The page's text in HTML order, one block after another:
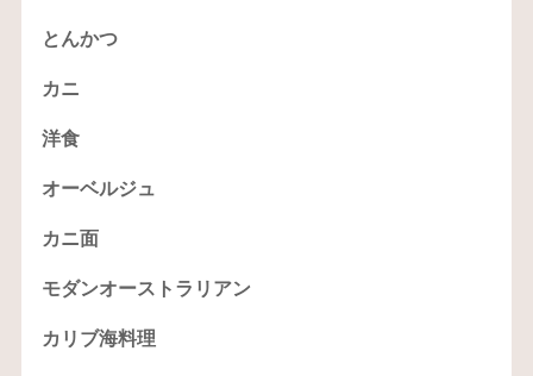
とんかつ
カニ
洋食
オーベルジュ
カニ面
モダンオーストラリアン
カリブ海料理